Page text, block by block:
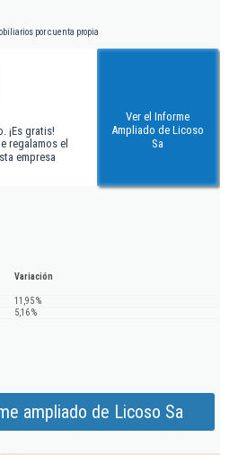
por cuenta propia
¡Es gratis!
regalamos el
empresa
Ver el Informe
Ampliado de Licoso
Sa
Variación
11,95 %
5,16 %
ampliado de Licoso Sa